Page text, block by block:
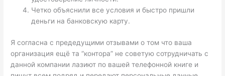
Четко объяснили все условия и быстро пришли
деньги на банковскую карту.
Я согласна с предедущими отзывами о том что ваша
организация ещё та “контора” не советую сотрудничать с
данной компании лазиют по вашей телефонной книге и